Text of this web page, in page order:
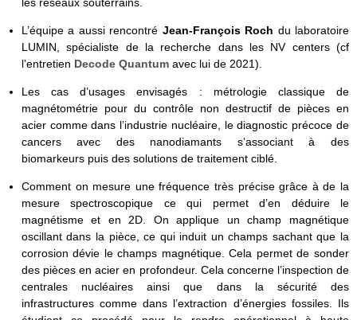
L’équipe a aussi rencontré Jean-François Roch du laboratoire
LUMIN, spécialiste de la recherche dans les NV centers (cf
l’entretien Decode Quantumavec lui de 2021).
Les cas d’usages envisagés : métrologie classique de
magnétométrie pour du contrôle non destructif de pièces en
acier comme dans l’industrie nucléaire, le diagnostic précoce de
cancers avec des nanodiamants s’associant à des
biomarkeurs puis des solutions de traitement ciblé.
Comment on mesure une fréquence très précise grâce à de la
mesure spectroscopique ce qui permet d’en déduire le
magnétisme et en 2D. On applique un champ magnétique
oscillant dans la pièce, ce qui induit un champs sachant que la
corrosion dévie le champs magnétique. Cela permet de sonder
des pièces en acier en profondeur. Cela concerne l’inspection de
centrales nucléaires ainsi que dans la sécurité des
infrastructures comme dans l’extraction d’énergies fossiles. Ils